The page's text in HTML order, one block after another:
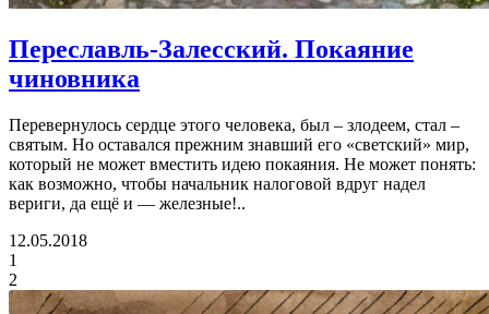
Переславль-Залесский. Покаяние
чиновника
Перевернулось сердце этого человека, был – злодеем, стал –
святым. Но оставался прежним знавший его «светский» мир,
который не может вместить идею покаяния. Не может понять:
как возможно, чтобы начальник налоговой вдруг надел
вериги, да ещё и — железные!..
12.05.2018
1
2